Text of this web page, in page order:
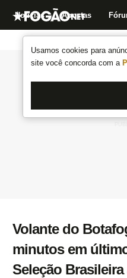
Usamos cookies para
site você concorda com a
Notícias Apostas
Volante do
minutos em
Seleção